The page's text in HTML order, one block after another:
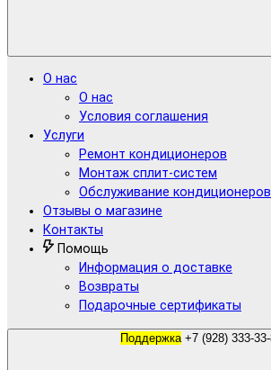
О нас
О нас
Условия соглашения
Услуги
Ремонт кондиционеров
Монтаж сплит-систем
Обслуживание кондиционеров
Отзывы о магазине
Контакты
Помощь
Информация о доставке
Возвраты
Подарочные сертификаты
Поддержка